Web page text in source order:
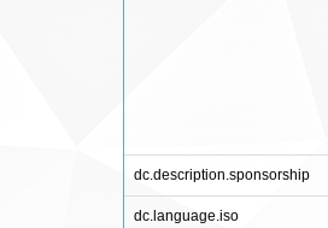
dc.description.sponsorship
dc.language.iso